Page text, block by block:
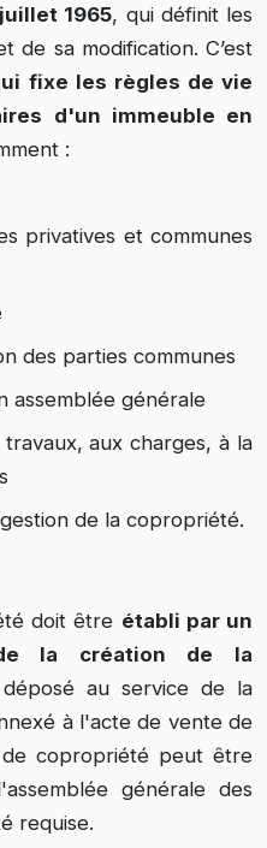
1965, qui définit les
de sa modification. C’est
fixe les règles de vie
d'un immeuble en
:
privatives et communes
des parties communes
assemblée générale
aux charges, à la
de la copropriété.
doit être établi par un
la création de la
au service de la
à l'acte de vente de
copropriété peut être
générale des
requise.